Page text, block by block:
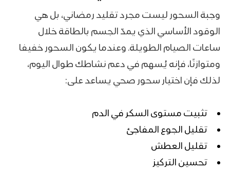
وجبة السحور ليست مجرد تقليد رمضاني، بل هي
الوقود الأساسي الذي يمدّ الجسم بالطاقة خلال
ساعات الصيام الطويلة. وعندما يكون السحور خفيفا
ومتوازنًا، فإنه يُسهم في دعم نشاطك طوال اليوم،
لذلك فإن اختيار سحور صحي يساعد على:
تثبيت مستوى السكر في الدم
تقليل الجوع المفاجئ
تقليل العطش
تحسين التركيز